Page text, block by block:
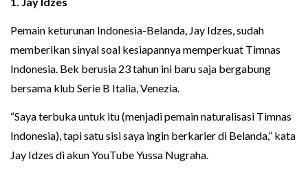
Pemain keturunan Indonesia-Belanda, Jay Idzes, sudah
memberikan sinyal soal kesiapannya memperkuat Timnas
Indonesia. Bek berusia 23 tahun ini baru saja bergabung
bersama klub Serie B Italia, Venezia.
“Saya terbuka untuk itu (menjadi pemain naturalisasi Timnas
Indonesia), tapi satu sisi saya ingin berkarier di Belanda,” kata
Jay Idzes di akun YouTube Yussa Nugraha.